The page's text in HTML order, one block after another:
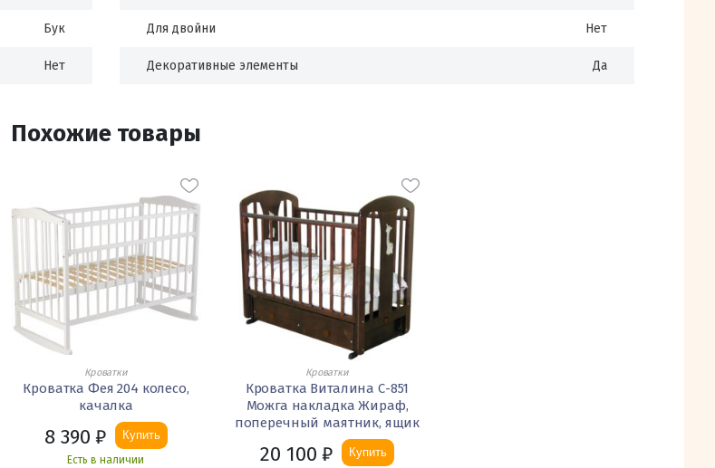
Бук
Нет
Для двойни Нет
Декоративные элементы Да
Похожие товары
Кроватки
Кроватка Фея 204 колесо,
качалка
8 390 ₽ Купить
Есть в наличии
Кроватки
Кроватка Виталина С-851
Можга накладка Жираф,
поперечный маятник, ящик
20 100 ₽ Купить